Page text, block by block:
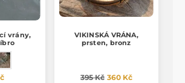
vrány,
VIKINSKÁ VRÁNA,
prsten, bronz
395 Kč 360 Kč